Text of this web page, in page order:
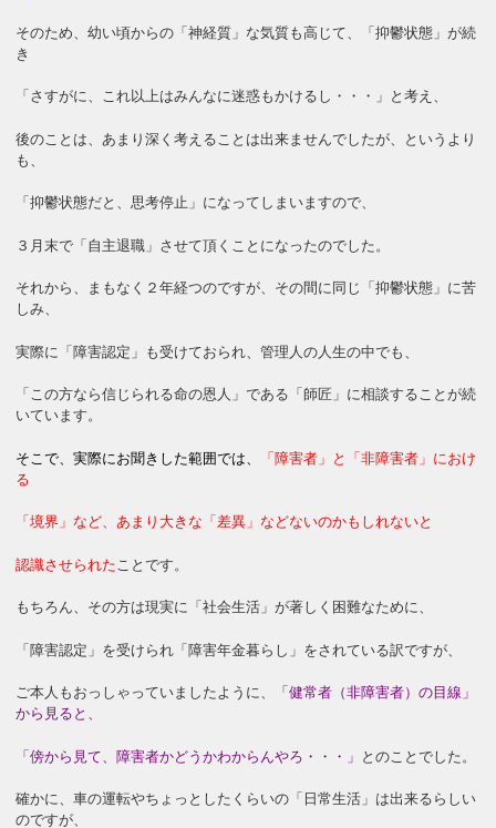
そのため、幼い頃からの「神経質」な気質も高じて、「抑鬱状態」が続
き
「さすがに、これ以上はみんなに迷惑もかけるし・・・」と考え、
後のことは、あまり深く考えることは出来ませんでしたが、というより
も、
「抑鬱状態だと、思考停止」になってしまいますので、
３月末で「自主退職」させて頂くことになったのでした。
それから、まもなく２年経つのですが、その間に同じ「抑鬱状態」に苦
しみ、
実際に「障害認定」も受けておられ、管理人の人生の中でも、
「この方なら信じられる命の恩人」である「師匠」に相談することが続
いています。
そこで、実際にお聞きした範囲では
「障害者」と「非障害者」におけ
る
「境界」など、あまり大きな「差異」などないのかもしれないと
認識させられた ことです。
もちろん、その方は現実に「社会生活」が著しく困難なために、
「障害認定」を受けられ「障害年金暮らし」をされている訳ですが、
ご本人もおっしゃっていましたように、
「健常者（非障害者）の目線」
から見ると、
「傍から見て、障害者かどうかわからんやろ・・・」 とのことでした。
確かに、車の運転やちょっとしたくらいの「日常生活」は出来るらしい
のですが、